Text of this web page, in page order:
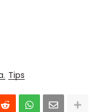
Tips